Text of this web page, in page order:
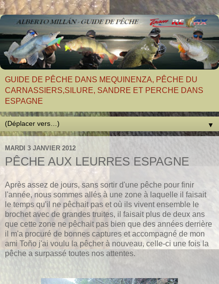
GUIDE DE PÊCHE DANS MEQUINENZA, PÊCHE DU
CARNASSIERS,SILURE, SANDRE ET PERCHE DANS
ESPAGNE
▼
MARDI 3 JANVIER 2012
PÊCHE AUX LEURRES ESPAGNE
Après assez de jours, sans sortir d'une pêche pour finir
l'année, nous sommes allés à une zone à laquelle il faisait
le temps qu'il ne pêchait pas et où ils vivent ensemble le
brochet avec de grandes truites, il faisait plus de deux ans
que cette zone ne pêchait pas bien que des années derrière
il m'a procuré de bonnes captures et accompagné de mon
ami Toño j'ai voulu la pêcher à nouveau, celle-ci une fois la
pêche a surpassé toutes nos attentes.